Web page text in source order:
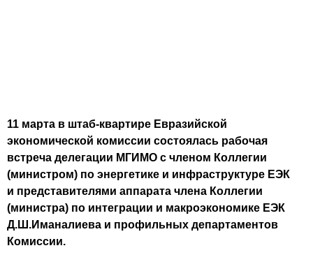
11 марта в штаб-квартире Евразийской
экономической комиссии состоялась рабочая
встреча делегации МГИМО с членом Коллегии
(министром) по энергетике и инфраструктуре ЕЭК
и представителями аппарата члена Коллегии
(министра) по интеграции и макроэкономике ЕЭК
Д.Ш.Иманалиева и профильных департаментов
Комиссии.